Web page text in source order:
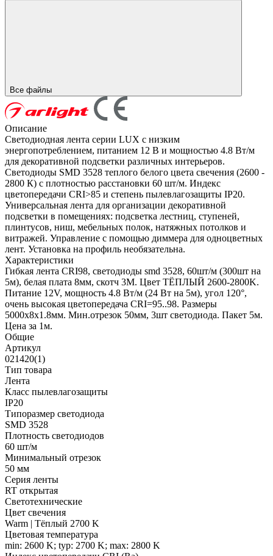
Все файлы
Описание
Светодиодная лента серии LUX с низким
энергопотреблением, питанием 12 В и мощностью 4.8 Вт/м
для декоративной подсветки различных интерьеров.
Светодиоды SMD 3528 теплого белого цвета свечения (2600 -
2800 К) с плотностью расстановки 60 шт/м. Индекс
цветопередачи CRI>85 и степень пылевлагозащиты IP20.
Универсальная лента для организации декоративной
подсветки в помещениях: подсветка лестниц, ступеней,
плинтусов, ниш, мебельных полок, натяжных потолков и
витражей. Управление с помощью диммера для одноцветных
лент. Установка на профиль необязательна.
Характеристики
Гибкая лента CRI98, светодиоды smd 3528, 60шт/м (300шт на
5м), белая плата 8мм, скотч 3М. Цвет ТЁПЛЫЙ 2600-2800K.
Питание 12V, мощность 4.8 Вт/м (24 Вт на 5м), угол 120°,
очень высокая цветопередача CRI=95..98. Размеры
5000х8x1.8мм. Мин.отрезок 50мм, 3шт светодиода. Пакет 5м.
Цена за 1м.
Общие
Артикул
021420(1)
Тип товара
Лента
Класс пылевлагозащиты
IP20
Типоразмер светодиода
SMD 3528
Плотность светодиодов
60 шт/м
Минимальный отрезок
50 мм
Серия ленты
RT открытая
Светотехнические
Цвет свечения
Warm | Тёплый 2700 K
Цветовая температура
min: 2600 K; typ: 2700 K; max: 2800 K